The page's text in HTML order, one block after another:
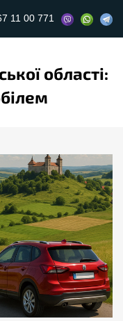
11 00 771
області: